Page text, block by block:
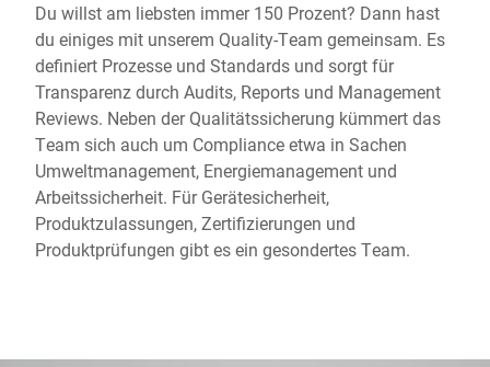
Du willst am liebsten immer 150 Prozent? Dann hast
du einiges mit unserem Quality-Team gemeinsam. Es
definiert Prozesse und Standards und sorgt für
Transparenz durch Audits, Reports und Management
Reviews. Neben der Qualitätssicherung kümmert das
Team sich auch um Compliance etwa in Sachen
Umweltmanagement, Energiemanagement und
Arbeitssicherheit. Für Gerätesicherheit,
Produktzulassungen, Zertifizierungen und
Produktprüfungen gibt es ein gesondertes Team.